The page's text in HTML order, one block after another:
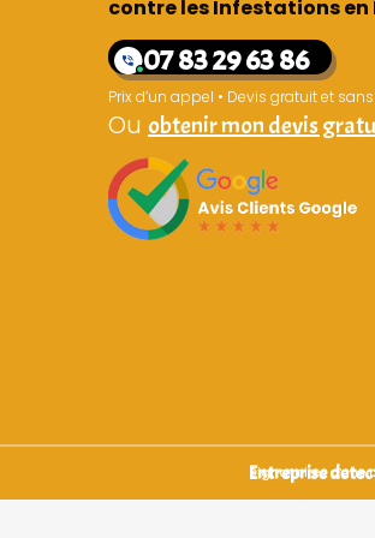
contre les Infestations
07 83 29 63 86
Prix d’un appel • Devis gratuit et
Ou obtenir mon devis
Entreprise
Signataires